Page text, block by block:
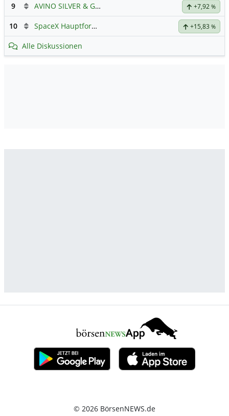
9 AVINO SILVER & GOLD MINES +7,92 %
10 SpaceX Hauptforum +15,83 %
Alle Diskussionen
© 2026 BörsenNEWS.de